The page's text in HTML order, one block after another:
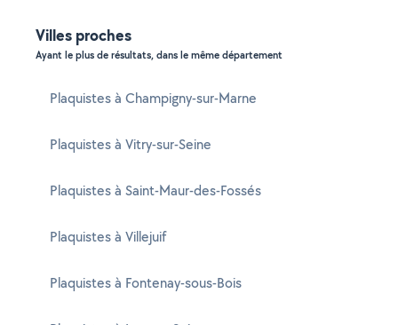
Villes proches
Ayant le plus de résultats, dans le même département
Plaquistes à Champigny-sur-Marne
Plaquistes à Vitry-sur-Seine
Plaquistes à Saint-Maur-des-Fossés
Plaquistes à Villejuif
Plaquistes à Fontenay-sous-Bois